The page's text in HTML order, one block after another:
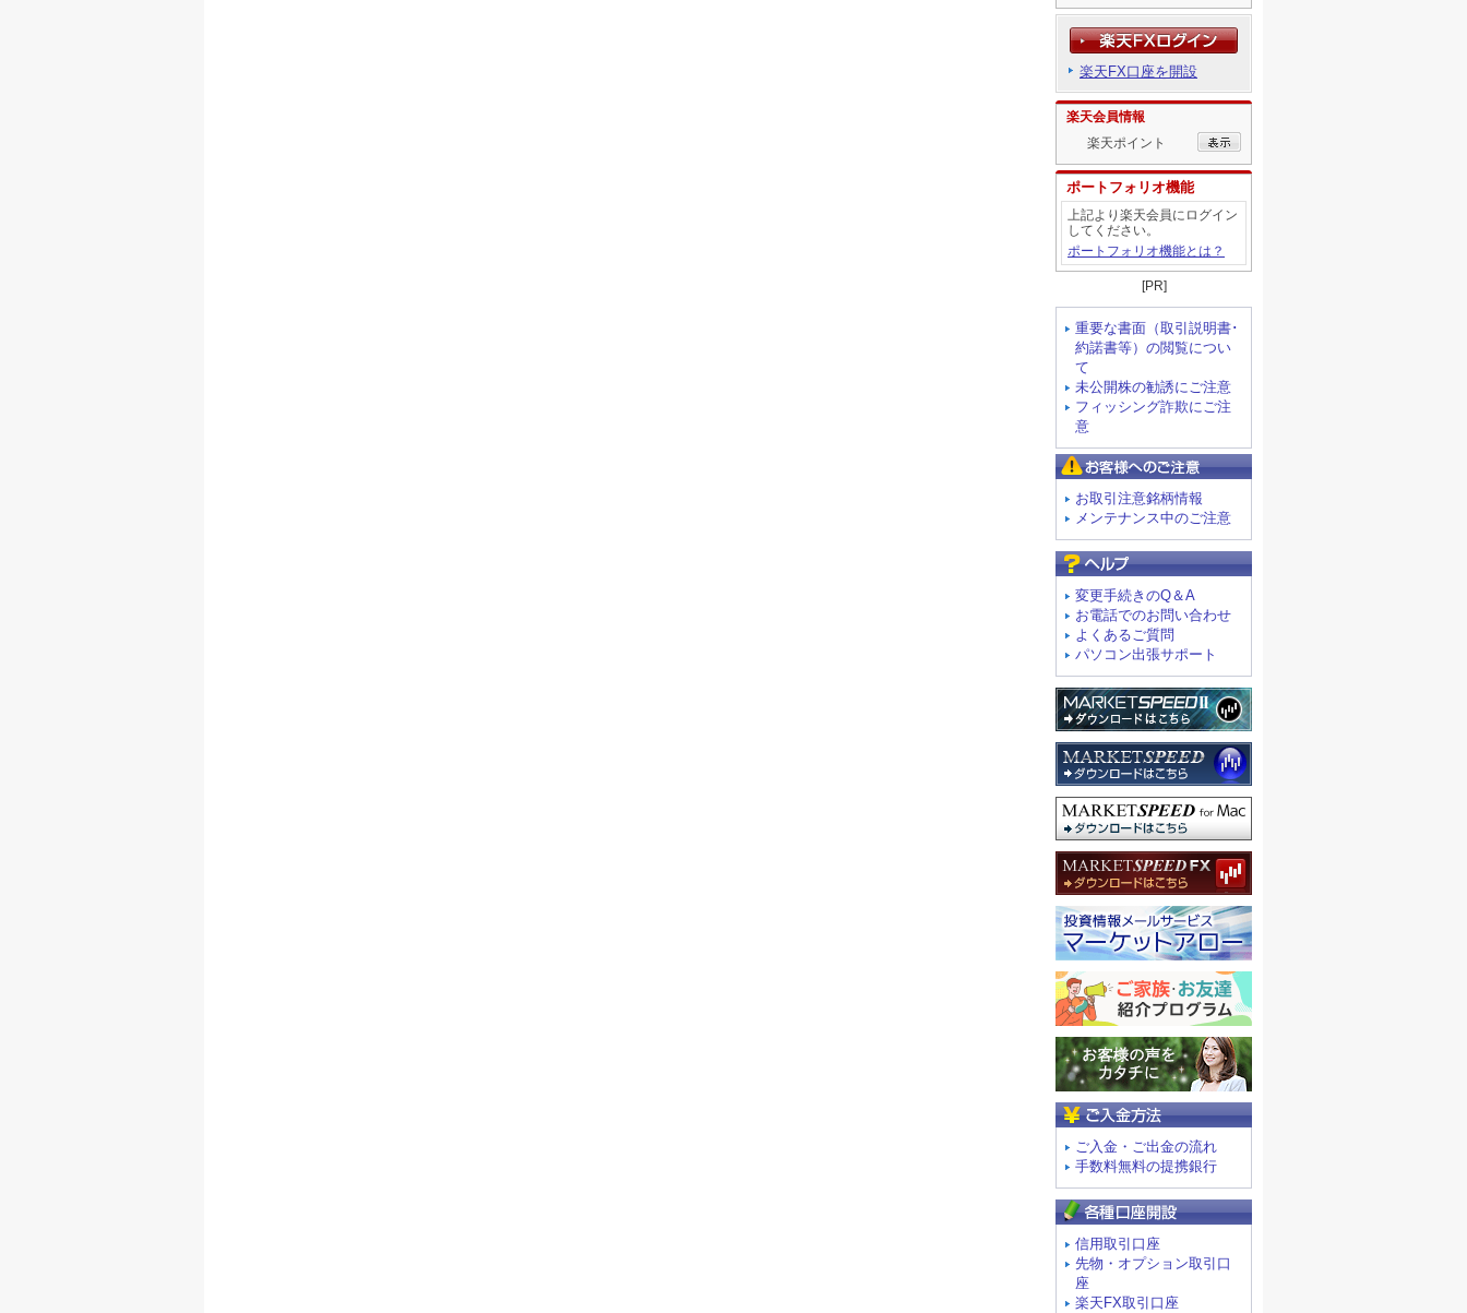
楽天FX口座を開設
楽天会員情報
楽天ポイント
ポートフォリオ機能
上記より楽天会員にログイン
してください。
ポートフォリオ機能とは？
[PR]
重要な書面（取引説明書･
約諾書等）の閲覧につい
て
未公開株の勧誘にご注意
フィッシング詐欺にご注
意
お取引注意銘柄情報
メンテナンス中のご注意
変更手続きのQ＆A
お電話でのお問い合わせ
よくあるご質問
パソコン出張サポート
ご入金・ご出金の流れ
手数料無料の提携銀行
信用取引口座
先物・オプション取引口
座
楽天FX取引口座